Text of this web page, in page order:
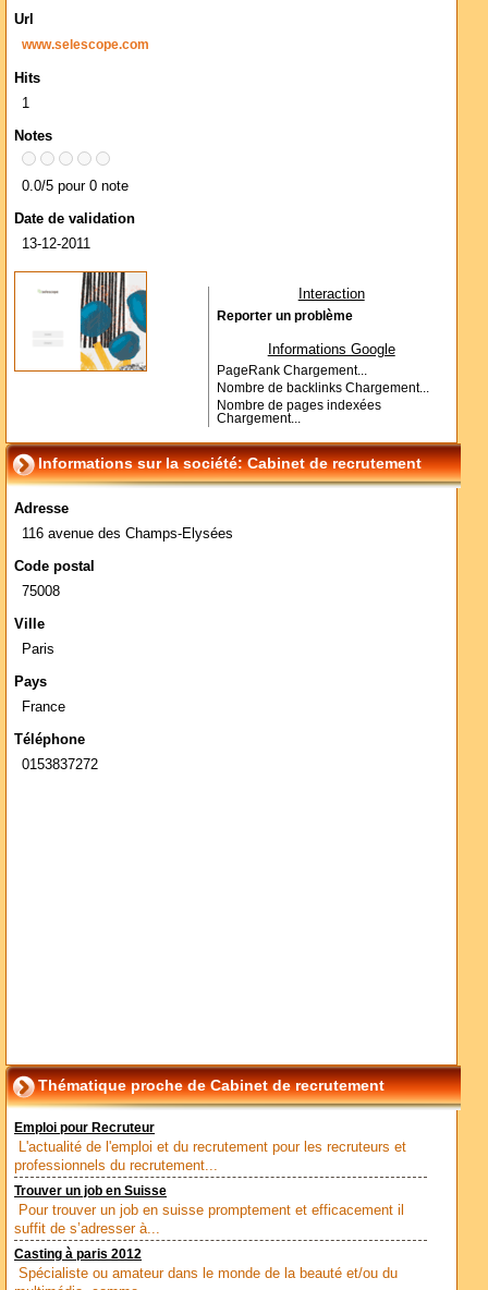
Url
www.selescope.com
Hits
1
Notes
0.0/5 pour 0 note
Date de validation
13-12-2011
Interaction
Reporter un problème
Informations Google
PageRank Chargement...
Nombre de backlinks Chargement...
Nombre de pages indexées
Chargement...
Informations sur la société: Cabinet de recrutement
Adresse
116 avenue des Champs-Elysées
Code postal
75008
Ville
Paris
Pays
France
Téléphone
0153837272
Thématique proche de Cabinet de recrutement
Emploi pour Recruteur
L'actualité de l'emploi et du recrutement pour les recruteurs et
professionnels du recrutement...
Trouver un job en Suisse
Pour trouver un job en suisse promptement et efficacement il
suffit de s’adresser à...
Casting à paris 2012
Spécialiste ou amateur dans le monde de la beauté et/ou du